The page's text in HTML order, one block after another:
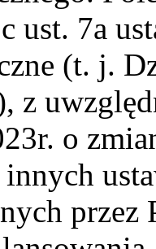
ust. 7a
(t. j.
z
o
przez